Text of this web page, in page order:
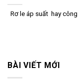
Rơ le áp suất hay
BÀI VIẾT MỚI